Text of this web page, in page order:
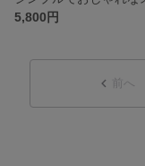
5,800円
前へ